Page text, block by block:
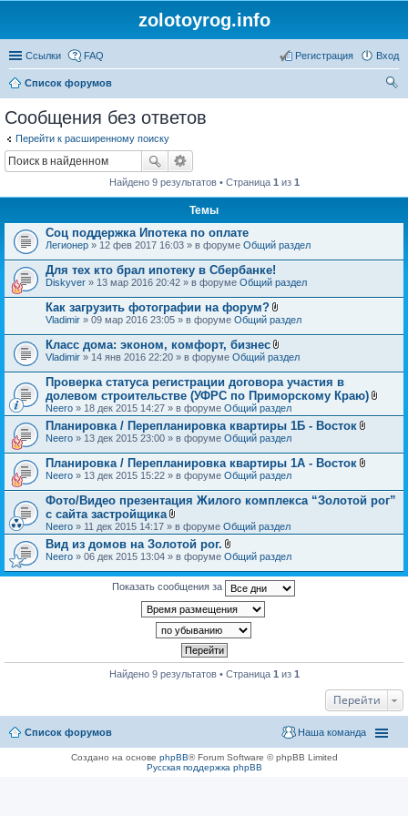
zolotoyrog.info
Ссылки FAQ Вход
Регистрация
Список форумов
Сообщения без ответов
Перейти к расширенному поиску
Найдено 9 результатов • Страница 1 из 1
Темы
Соц поддержка Ипотека по оплате
Легионер » 12 фев 2017 16:03 » в форуме Общий раздел
Для тех кто брал ипотеку в Сбербанке!
Diskyver » 13 мар 2016 20:42 » в форуме Общий раздел
Как загрузить фотографии на форум?
В
о
ж
е
н
и
я
Vladimir » 09 мар 2016 23:05 » в форуме Общий раздел
Класс дома: эконом, комфорт, бизнес
В
л
о
ж
е
н
и
я
Vladimir » 14 янв 2016 22:20 » в форуме Общий раздел
Проверка статуса регистрации договора участия в
долевом строительстве (УФРС по Приморскому Краю)
л
Neero » 18 дек 2015 14:27 » в форуме Общий раздел
Планировка / Перепланировка квартиры 1Б - Восток
о
н
и
Neero » 13 дек 2015 23:00 » в форуме Общий раздел
Планировка / Перепланировка квартиры 1А - Восток
о
ж
и
Neero » 13 дек 2015 15:22 » в форуме Общий раздел
Фото/Видео презентация Жилого комплекса “Золотой рог”
с сайта застройщика
В
л
о
ж
н
и
я
Neero » 11 дек 2015 14:17 » в форуме Общий раздел
Вид из домов на Золотой рог.
В
о
ж
е
н
и
Neero » 06 дек 2015 13:04 » в форуме Общий раздел
Показать сообщения за
Найдено 9 результатов • Страница 1 из 1
Перейти
Список форумов Наша команда
Создано на основе phpBB® Forum Software © phpBB Limited
Русская поддержка phpBB